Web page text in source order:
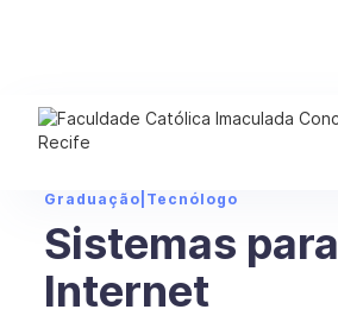
Graduação Tecnólogo
Sistemas para
Internet